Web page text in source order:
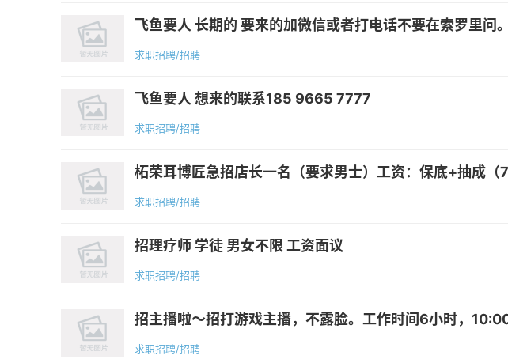
飞鱼要人 长期的 要来的加微信或者打电话不要在索罗里问
求职招聘/招聘
飞鱼要人 想来的联系185 9665 7777
求职招聘/招聘
柘荣耳博匠急招店长一名（要求男士）工资：保底+抽成
求职招聘/招聘
招理疗师 学徒 男女不限 工资面议
求职招聘/招聘
招主播啦～招打游戏主播，不露脸。工作时间6小时，
求职招聘/招聘